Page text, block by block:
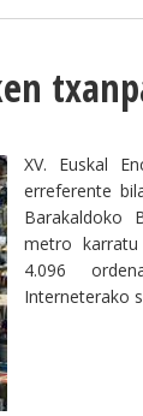
XV. Euskal
erreferente
Barakaldoko
metro
4.096
Interneterako